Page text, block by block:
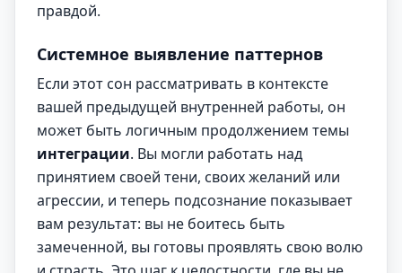
правдой.
Системное выявление паттернов
Если этот сон рассматривать в контексте
вашей предыдущей внутренней работы, он
может быть логичным продолжением темы
интеграции. Вы могли работать над
принятием своей тени, своих желаний или
агрессии, и теперь подсознание показывает
вам результат: вы не боитесь быть
замеченной, вы готовы проявлять свою волю